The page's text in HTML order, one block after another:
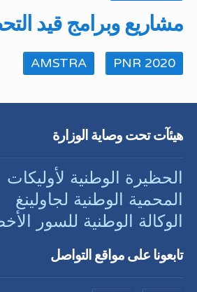
مشاريع وبرامج قيد
PNR 2020
AMSTRA
هيئآت تحت وصاية الوزارة
الحظيرة الوطنية لأوليكات
المحمية الوطنية لجاولينغ
الوكالة الوطنية للسور
تابعونا على مواقع التواصل